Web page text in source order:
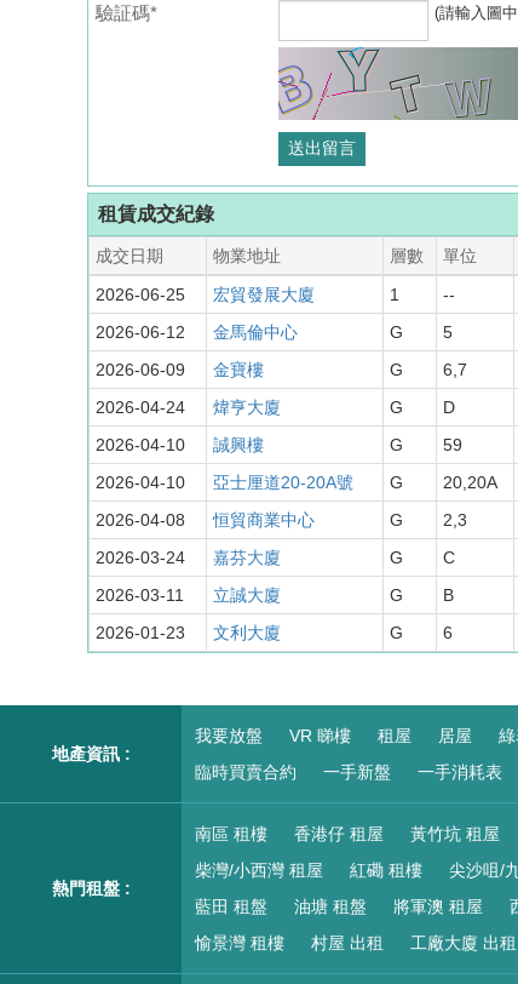
驗証碼* (請輸入圖
租賃成交紀錄
成交日期 物業地址 層數 單位
2026-06-25
宏貿發展大廈 1 --
2026-06-12
金馬倫中心 G 5
2026-06-09
金寶樓 G 6,7
2026-04-24
煒亨大廈 G D
2026-04-10
誠興樓 G 59
2026-04-10
亞士厘道20-20A號 G 20,20A
2026-04-08
恒貿商業中心 G 2,3
2026-03-24
嘉芬大廈 G C
2026-03-11
立誠大廈 G B
2026-01-23
文利大廈 G 6
地產資訊 :
我要放盤 VR 睇樓 租屋 居屋
臨時買賣合約
一手新盤 一手消耗表
熱門租盤 :
南區 租樓 香港仔 租屋 黃竹坑 租屋
柴灣/小西灣 租屋
紅磡 租樓 尖沙咀/
藍田 租盤
油塘 租盤 將軍澳 租屋
愉景灣 租樓
村屋 出租 工廠大廈 出租